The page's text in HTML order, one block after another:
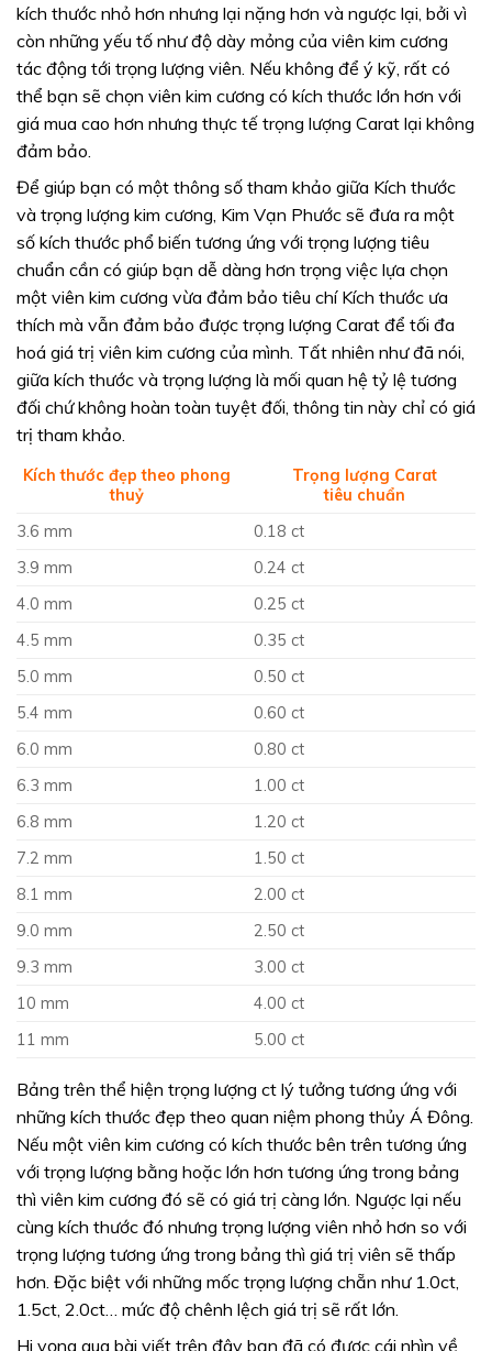
kích thước nhỏ hơn nhưng lại nặng hơn và ngược lại, bởi vì
còn những yếu tố như độ dày mỏng của viên kim cương
tác động tới trọng lượng viên. Nếu không để ý kỹ, rất có
thể bạn sẽ chọn viên kim cương có kích thước lớn hơn với
giá mua cao hơn nhưng thực tế trọng lượng Carat lại không
đảm bảo.
Để giúp bạn có một thông số tham khảo giữa Kích thước
và trọng lượng kim cương, Kim Vạn Phước sẽ đưa ra một
số kích thước phổ biến tương ứng với trọng lượng tiêu
chuẩn cần có giúp bạn dễ dàng hơn trọng việc lựa chọn
một viên kim cương vừa đảm bảo tiêu chí Kích thước ưa
thích mà vẫn đảm bảo được trọng lượng Carat để tối đa
hoá giá trị viên kim cương của mình. Tất nhiên như đã nói,
giữa kích thước và trọng lượng là mối quan hệ tỷ lệ tương
đối chứ không hoàn toàn tuyệt đối, thông tin này chỉ có giá
trị tham khảo.
Kích thước đẹp theo phong
thuỷ
Trọng lượng Carat
tiêu chuẩn
3.6 mm
0.18 ct
3.9 mm
0.24 ct
4.0 mm
0.25 ct
4.5 mm
0.35 ct
5.0 mm
0.50 ct
5.4 mm
0.60 ct
6.0 mm
0.80 ct
6.3 mm
1.00 ct
6.8 mm
1.20 ct
7.2 mm
1.50 ct
8.1 mm
2.00 ct
9.0 mm
2.50 ct
9.3 mm
3.00 ct
10 mm
4.00 ct
11 mm
5.00 ct
Bảng trên thể hiện trọng lượng ct lý tưởng tương ứng với
những kích thước đẹp theo quan niệm phong thủy Á Đông.
Nếu một viên kim cương có kích thước bên trên tương ứng
với trọng lượng bằng hoặc lớn hơn tương ứng trong bảng
thì viên kim cương đó sẽ có giá trị càng lớn. Ngược lại nếu
cùng kích thước đó nhưng trọng lượng viên nhỏ hơn so với
trọng lượng tương ứng trong bảng thì giá trị viên sẽ thấp
hơn. Đặc biệt với những mốc trọng lượng chẵn như 1.0ct,
1.5ct, 2.0ct… mức độ chênh lệch giá trị sẽ rất lớn.
Hi vọng qua bài viết trên đây bạn đã có được cái nhìn về